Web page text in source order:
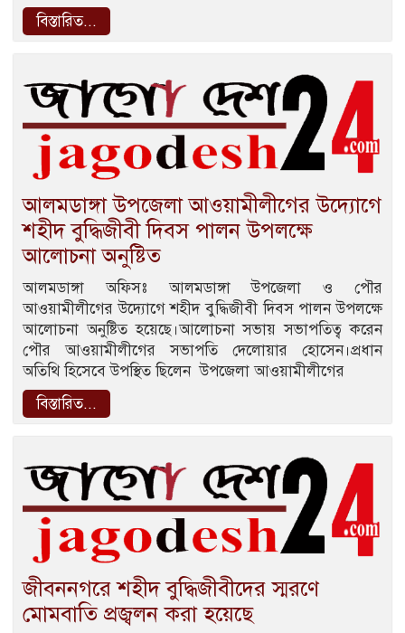
বিস্তারিত...
আলমডাঙ্গা উপজেলা আওয়ামীলীগের উদ্যোগে
শহীদ বুদ্ধিজীবী দিবস পালন উপলক্ষে
আলোচনা অনুষ্টিত
আলমডাঙ্গা অফিসঃ আলমডাঙ্গা উপজেলা ও পৌর
আওয়ামীলীগের উদ্যোগে শহীদ বুদ্ধিজীবী দিবস পালন উপলক্ষে
আলোচনা অনুষ্টিত হয়েছে।আলোচনা সভায় সভাপতিত্ব করেন
পৌর আওয়ামীলীগের সভাপতি দেলোয়ার হোসেন।প্রধান
অতিথি হিসেবে উপস্থিত ছিলেন উপজেলা আওয়ামীলীগের
বিস্তারিত...
জীবননগরে শহীদ বুদ্ধিজীবীদের স্মরণে
মোমবাতি প্রজ্বলন করা হয়েছে